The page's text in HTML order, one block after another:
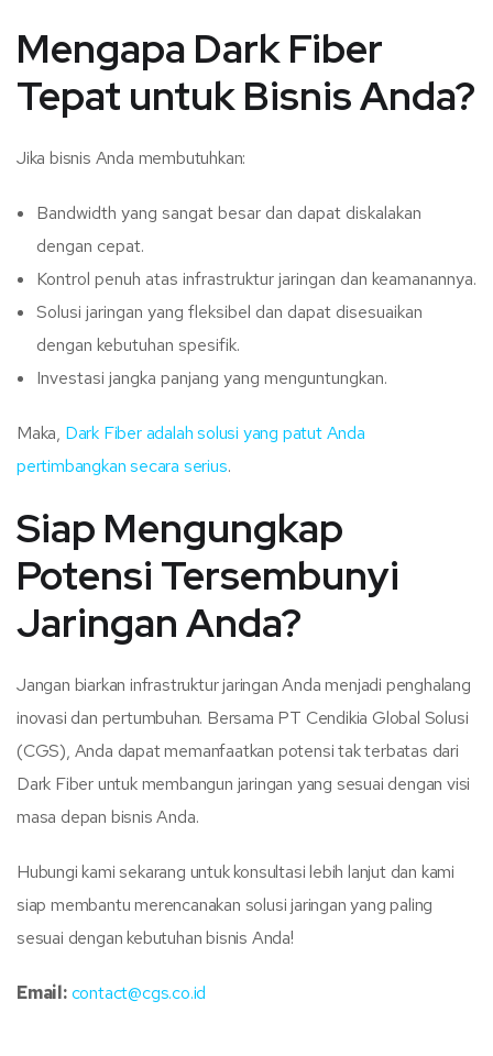
Mengapa Dark Fiber
Tepat untuk Bisnis Anda?
Jika bisnis Anda membutuhkan:
Bandwidth yang sangat besar dan dapat diskalakan
dengan cepat.
Kontrol penuh atas infrastruktur jaringan dan keamanannya.
Solusi jaringan yang fleksibel dan dapat disesuaikan
dengan kebutuhan spesifik.
Investasi jangka panjang yang menguntungkan.
Maka, Dark Fiber adalah solusi yang patut Anda
pertimbangkan secara serius.
Siap Mengungkap
Potensi Tersembunyi
Jaringan Anda?
Jangan biarkan infrastruktur jaringan Anda menjadi penghalang
inovasi dan pertumbuhan. Bersama PT Cendikia Global Solusi
(CGS), Anda dapat memanfaatkan potensi tak terbatas dari
Dark Fiber untuk membangun jaringan yang sesuai dengan visi
masa depan bisnis Anda.
Hubungi kami sekarang untuk konsultasi lebih lanjut dan kami
siap membantu merencanakan solusi jaringan yang paling
sesuai dengan kebutuhan bisnis Anda!
Email:contact@cgs.co.id